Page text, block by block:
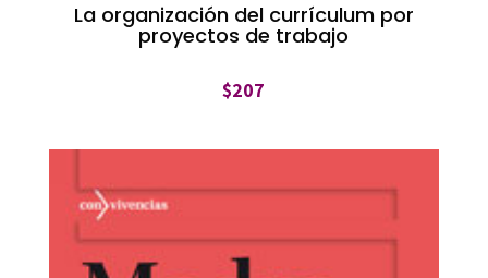
La organización del currículum por
proyectos de trabajo
$207